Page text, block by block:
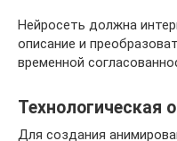
Нейросеть должна
описание и
временной
Технологическая
Для создания